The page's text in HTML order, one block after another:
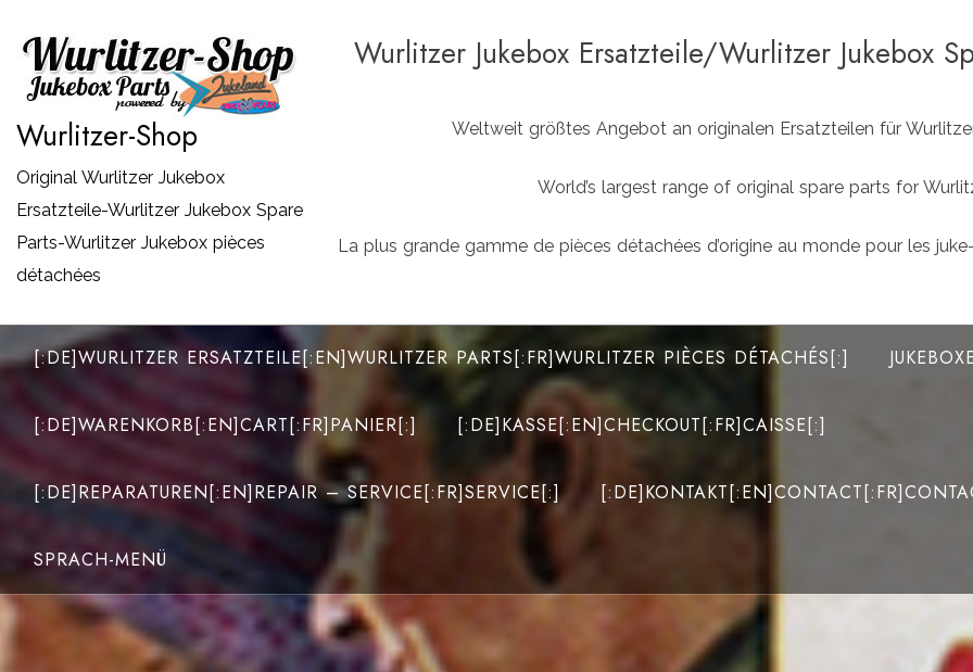
Inhalt
springen
Wurlitzer-Shop
Original Wurlitzer Jukebox
Ersatzteile-Wurlitzer Jukebox Spare
Parts-Wurlitzer Jukebox pièces
détachées
Wurlitzer Jukebox Ersatzteile/Wurlitzer Jukebox
Weltweit größtes Angebot an originalen Ersatzteilen für
World’s largest range of original spare parts for
La plus grande gamme de pièces détachées d’origine au monde pour les
[:DE]WURLITZER ERSATZTEILE[:EN]WURLITZER PARTS[:FR]WURLITZER PIÈCES DÉTACHÉS[:]
[:DE]WARENKORB[:EN]CART[:FR]PANIER[:] [:DE]KASSE[:EN]CHECKOUT[:FR]CAISSE[:]
[:DE]REPARATUREN[:EN]REPAIR – SERVICE[:FR]SERVICE[:]
SPRACH-MENÜ